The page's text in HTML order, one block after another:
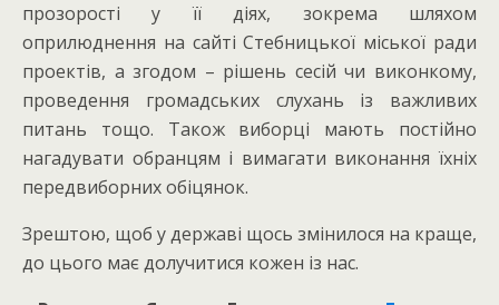
прозорості у її діях, зокрема шляхом
оприлюднення на сайті Стебницької міської ради
проектів, а згодом – рішень сесій чи виконкому,
проведення громадських слухань із важливих
питань тощо. Також виборці мають постійно
нагадувати обранцям і вимагати виконання їхніх
передвиборних обіцянок.
Зрештою, щоб у державі щось змінилося на краще,
до цього має долучитися кожен із нас.